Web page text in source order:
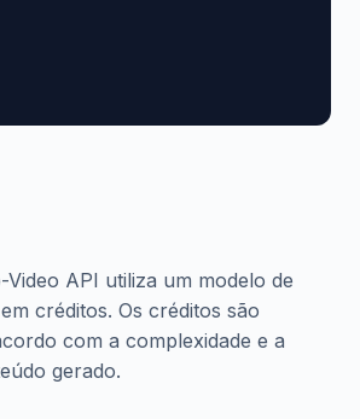
Video API utiliza um modelo de
créditos. Os créditos são
com a complexidade e a
gerado.